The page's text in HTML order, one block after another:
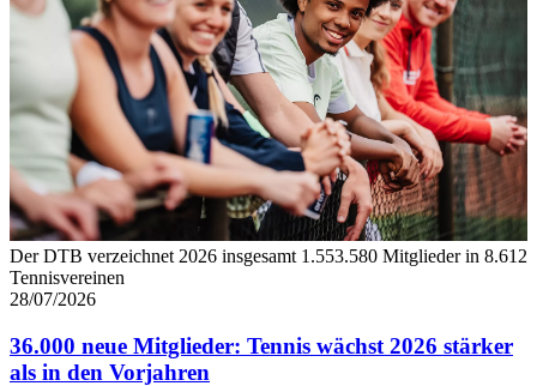
Der DTB verzeichnet 2026 insgesamt 1.553.580 Mitglieder in 8.612
Tennisvereinen
28/07/2026
36.000 neue Mitglieder: Tennis wächst 2026 stärker
als in den Vorjahren